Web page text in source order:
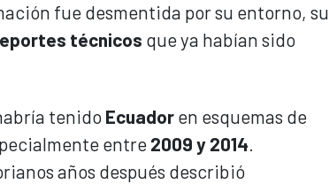
fue desmentida por su entorno, su
técnicos que ya habían sido
tenido Ecuador en esquemas de
entre2009 y 2014.
años después describió